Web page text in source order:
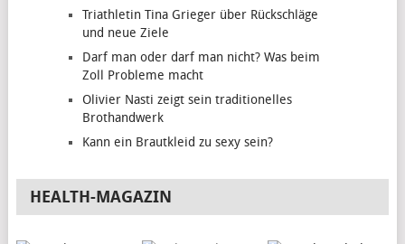
Triathletin Tina Grieger über Rückschläge
und neue Ziele
Darf man oder darf man nicht? Was beim
Zoll Probleme macht
Olivier Nasti zeigt sein traditionelles
Brothandwerk
Kann ein Brautkleid zu sexy sein?
HEALTH-MAGAZIN